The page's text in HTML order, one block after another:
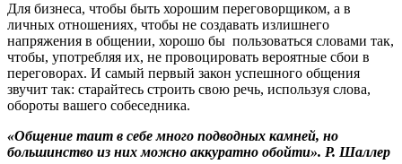
Для бизнеса, чтобы быть хорошим переговорщиком, а в
личных отношениях, чтобы не создавать излишнего
напряжения в общении, хорошо бы пользоваться словами так,
чтобы, употребляя их, не провоцировать вероятные сбои в
переговорах. И самый первый закон успешного общения
звучит так: старайтесь строить свою речь, используя слова,
обороты вашего собеседника.
«Общение таит в себе много подводных камней, но
большинство из них можно аккуратно обойти». Р. Шаллер